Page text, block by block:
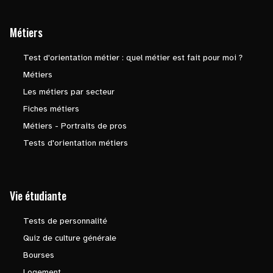
Métiers
Test d'orientation métier : quel métier est fait pour moi ?
Métiers
Les métiers par secteur
Fiches métiers
Métiers - Portraits de pros
Tests d'orientation métiers
Vie étudiante
Tests de personnalité
Quiz de culture générale
Bourses